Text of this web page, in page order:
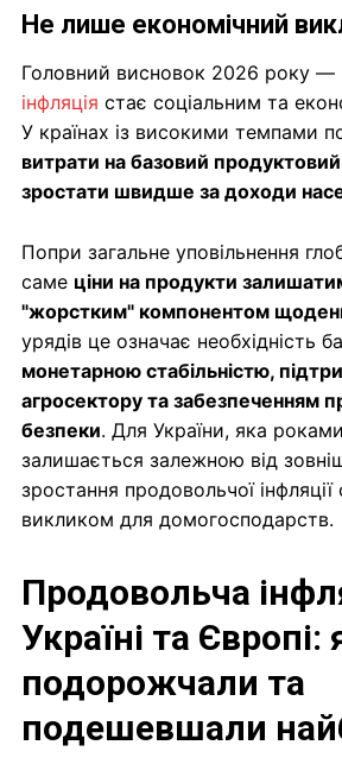
Не лише економічний
Головний висновок 2026 року —
інфляція стає соціальним та
У країнах із високими темпами
витрати на базовий
зростати швидше за доходи
Попри загальне уповільнення
саме ціни на продукти
"жорстким" компонентом
урядів це означає необхідність
монетарною стабільністю,
агросектору та забезпеченням
безпеки. Для України, яка
залишається залежною від
зростання продовольчої
викликом для домогосподарств.
Продовольча
Україні та Європі:
подорожчали та
подешевшали